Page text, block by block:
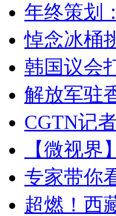
年终策划
悼念冰桶
韩国议会
解放军驻
CGTN记
【微视
专家带你
超燃！西